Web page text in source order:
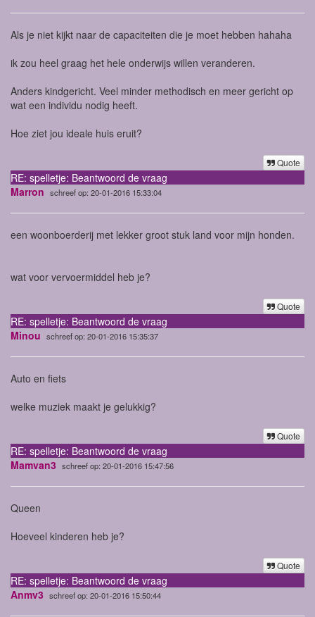
Als je niet kijkt naar de capaciteiten die je moet hebben hahaha
ik zou heel graag het hele onderwijs willen veranderen.
Anders kindgericht. Veel minder methodisch en meer gericht op
wat een individu nodig heeft.
Hoe ziet jou ideale huis eruit?
Quote
RE: spelletje: Beantwoord de vraag
Marron schreef op: 20-01-2016 15:33:04
een woonboerderij met lekker groot stuk land voor mijn honden.
wat voor vervoermiddel heb je?
Quote
RE: spelletje: Beantwoord de vraag
Minou schreef op: 20-01-2016 15:35:37
Auto en fiets
welke muziek maakt je gelukkig?
Quote
RE: spelletje: Beantwoord de vraag
Mamvan3 schreef op: 20-01-2016 15:47:56
Queen
Hoeveel kinderen heb je?
Quote
RE: spelletje: Beantwoord de vraag
Anmv3 schreef op: 20-01-2016 15:50:44